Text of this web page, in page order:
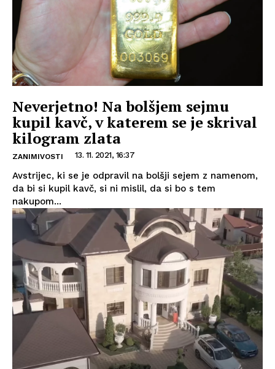
Neverjetno! Na bolšjem sejmu
kupil kavč, v katerem se je skrival
kilogram zlata
ZANIMIVOSTI 13. 11. 2021, 16:37
Avstrijec, ki se je odpravil na bolšji sejem z namenom,
da bi si kupil kavč, si ni mislil, da si bo s tem
nakupom...